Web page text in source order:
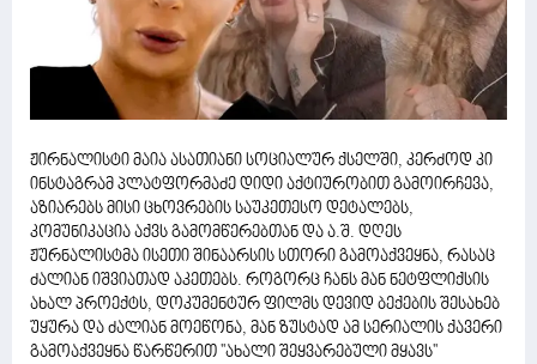
ჟირნალისტი მაია ასათიანი სოციალურ ქსელში, კერძოდ კი
ინსტაგრამ პლატფორმაძე დიდი აქტიურობით გამოირჩევა,
აზიარებს მისი ცხოვრების საუკეთესო დეტალებს,
კომუნიკაცია აქვს გამომწერებთან და ა.შ. დღეს
ჟურნალისტმა ისეთი შინაარსის სთორი გამოაქვეყნა, რასაც
ძალიან იშვიათად აკეთებს. როგორც ჩანს მან ნეტფლიქსის
ახალ პროექტს, დოკუმენტურ ფილმს დევიდ ბექების შესახებ
უყურა და ძალიან მოეწონა, მან ზუსტად ამ სერიალის ქავერი
გამოაქვეყნა წარწერით ''ახალი შეყვარებული მყავს''